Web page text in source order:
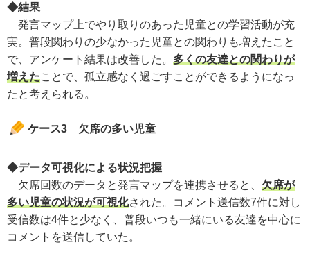
◆結果
発言マップ上でやり取りのあった児童との学習活動が充
実。普段関わりの少なかった児童との関わりも増えたこと
で、アンケート結果は改善した。 多くの友達との関わりが
増えたことで、孤立感なく過ごすことができるようになっ
たと考えられる。
ケース3 欠席の多い児童
◆データ可視化による状況把握
欠席回数のデータと発言マップを連携させると、 欠席が
多い児童の状況が可視化された。コメント送信数7件に対し
受信数は4件と少なく、普段いつも一緒にいる友達を中心に
コメントを送信していた。